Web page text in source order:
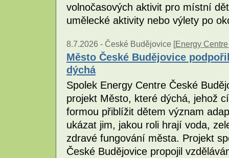
volnočasových aktivit pro místní
umělecké aktivity nebo výlety po
8.7.2026 - České Budějovice [Energy
Město České Budějovice
dýchá
Spolek Energy Centre České
projekt Město, které dýchá, jehož
formou přiblížit dětem význam
ukázat jim, jakou roli hrají voda,
zdravé fungování města. Projekt
České Budějovice propojil